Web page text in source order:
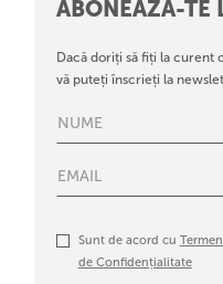
ABONEAZĂ-TE
Dacă doriți să fiți la curent
vă puteți înscrieți la
Sunt de acord cu
de Confidențialitate